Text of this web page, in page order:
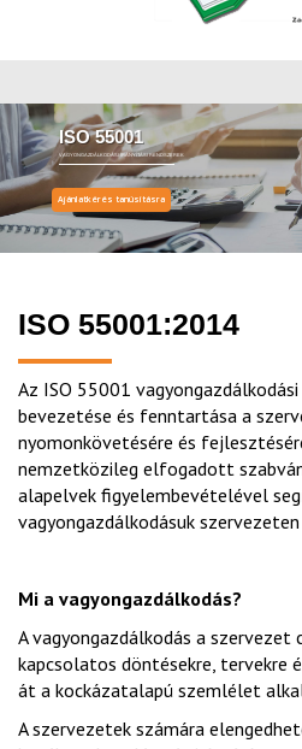
VAGYONGAZDÁLKODÁSI IRÁNYÍTÁSI RENDSZEREK
ISO 55001
Ajánlatkérés tanúsításra
ISO 55001:2014
Az ISO 55001
bevezetése és fenntartása a
nyomonkövetésére és
nemzetközileg elfogadott
alapelvek figyelembevételével
vagyongazdálkodásuk
Mi a vagyongazdálkodás?
A vagyongazdálkodás a
kapcsolatos döntésekre, tervekre
át a kockázatalapú szemlélet
A szervezetek számára